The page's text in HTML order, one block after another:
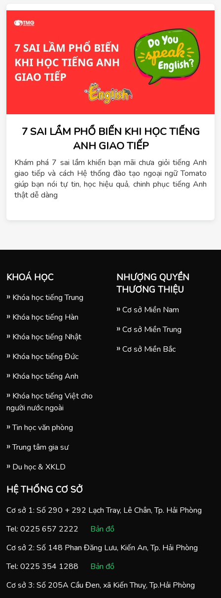
7 SAI LẦM PHỔ BIẾN KHI HỌC TIẾNG
ANH GIAO TIẾP
Khám phá 7 sai lầm khiến bạn mãi chưa giỏi tiếng Anh
giao tiếp và cách Hệ thống đào tạo ngoại ngữ Tomato
giúp bạn nói tự tin, học hiệu quả, chinh phục tiếng Anh
thật dễ dàng
KHOÁ HỌC
Khóa học tiếng Trung
Khóa học tiếng Hàn
Khóa học tiếng Nhật
Khóa học tiếng Đức
Khóa học tiếng Anh
Khóa học tiếng Việt cho
người nước ngoài
Tin học văn phòng
Trung tâm gia sư
Du học & XKLD
NHƯỢNG QUYỀN
THƯƠNG THIỆU
Cơ sở Miền Nam
Cơ sở Miền Trung
Cơ sở Miền Bắc
HỆ THỐNG CƠ SỞ
Cơ sở 1: Số 290 + 292 Lạch Tray, Lê Chân, Tp. Hải Phòng
Tel: 0225 657 2222
Bản đồ
Cơ sở 2: Số 148 Phan Đăng Lưu, Kiến An, Tp. Hải Phòng
Tel: 0225 354 1288
Bản đồ
Cơ sở 3: Số 205A Cầu Đen, xã Kiến Thuỵ, Tp.Hải Phòng